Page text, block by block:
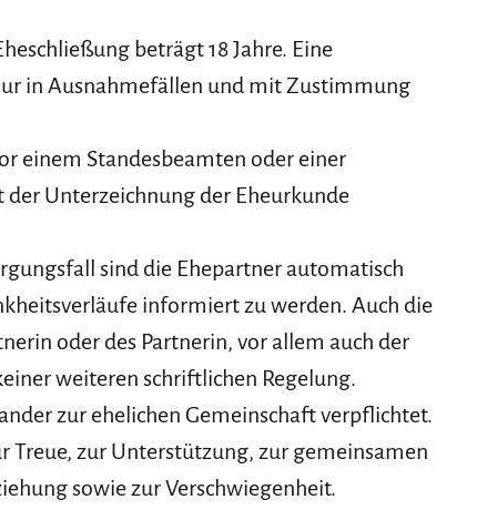
beträgt 18 Jahre. Eine
in Ausnahmefällen und mit Zustimmung
einem Standesbeamten oder einer
Unterzeichnung der Eheurkunde
sind die Ehepartner automatisch
informiert zu werden. Auch die
oder des Partnerin, vor allem auch der
weiteren schriftlichen Regelung.
zur ehelichen Gemeinschaft verpflichtet.
Treue, zur Unterstützung, zur gemeinsamen
sowie zur Verschwiegenheit.